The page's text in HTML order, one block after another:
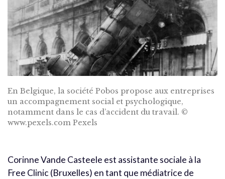
En Belgique, la société Pobos propose aux entreprises
un accompagnement social et psychologique,
notamment dans le cas d’accident du travail. ©
www.pexels.com Pexels
Corinne Vande Casteele est assistante sociale à la
Free Clinic (Bruxelles) en tant que médiatrice de